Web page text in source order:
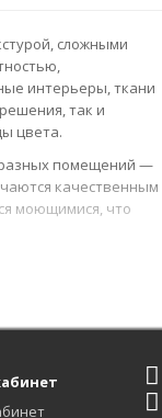
сложными
интерьеры, ткани
так и
цвета.
помещений —
качественным
моющимися, что
или функцию
проектов,
и форма